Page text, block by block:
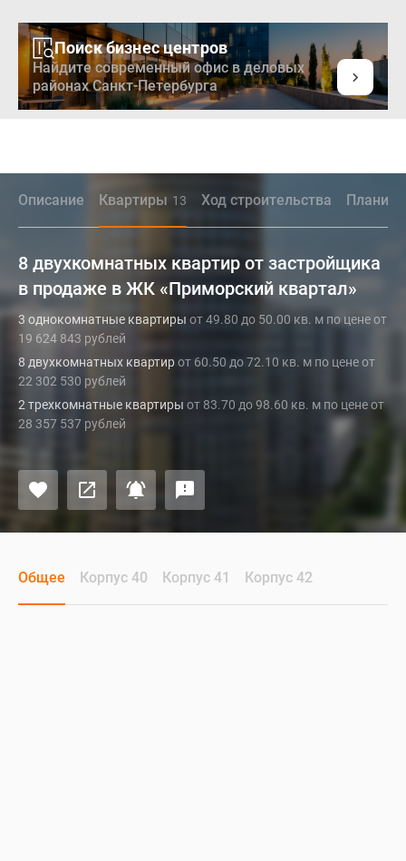
Поиск бизнес центров
Найдите современный офис в деловых
районах Санкт-Петербурга
Описание Квартиры 13 Ход строительства
8 двухкомнатных квартир от застройщика
в продаже в ЖК «Приморский квартал»
3 однокомнатные квартиры от 49.80 до 50.00 кв. м по цене от
19 624 843 рублей
8 двухкомнатных квартирот 60.50 до 72.10 кв. м по цене от
22 302 530 рублей
2 трехкомнатные квартиры от 83.70 до 98.60 кв. м по цене от
28 357 537 рублей
Общее Корпус 40 Корпус 41 Корпус 42